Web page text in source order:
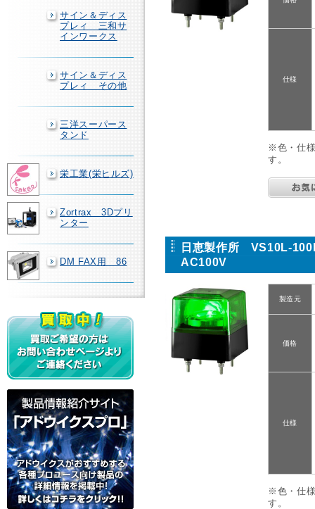
サイン＆ディス
プレィ 三和サ
インワークス
サイン＆ディス
プレィ その他
三洋スーパース
タンド
栄工業(栄ヒルズ)
Zortrax 3Dプリ
ンター
DM FAX用 86
仕様
※色・仕
す。
日恵製作所 VS10L-
AC100V
製造元
価格
仕様
※色・仕
す。